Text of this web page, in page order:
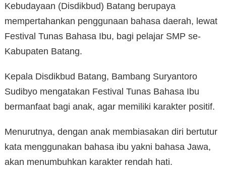
Kebudayaan (Disdikbud) Batang berupaya
mempertahankan penggunaan bahasa daerah, lewat
Festival Tunas Bahasa Ibu, bagi pelajar SMP se-
Kabupaten Batang.
Kepala Disdikbud Batang, Bambang Suryantoro
Sudibyo mengatakan Festival Tunas Bahasa Ibu
bermanfaat bagi anak, agar memiliki karakter positif.
Menurutnya, dengan anak membiasakan diri bertutur
kata menggunakan bahasa ibu yakni bahasa Jawa,
akan menumbuhkan karakter rendah hati.